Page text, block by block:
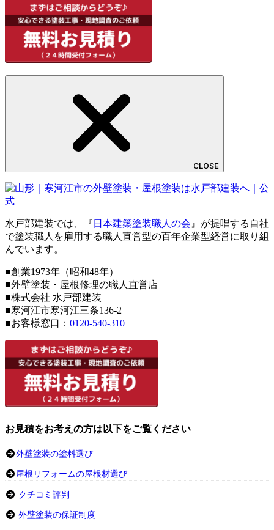
CLOSE
水戸部建装では、『 日本建築塗装職人の会 』が提唱する自社
で塗装職人を雇用する職人直営型の百年企業型経営に取り組
んでいます。
■創業1973年（昭和48年）
■外壁塗装・屋根修理の職人直営店
■株式会社 水戸部建装
■寒河江市寒河江三条136-2
■お客様窓口： 0120-540-310
お見積をお考えの方は以下をご覧ください
外壁塗装の塗料選び
屋根リフォームの屋根材選び
クチコミ評判
外壁塗装の保証制度